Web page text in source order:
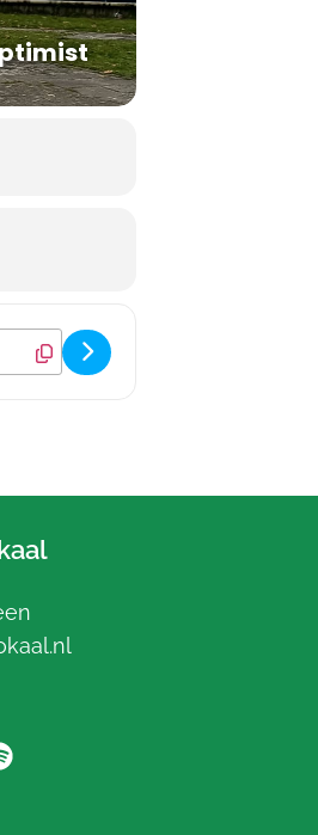
Wijkschouw Nijehaske []